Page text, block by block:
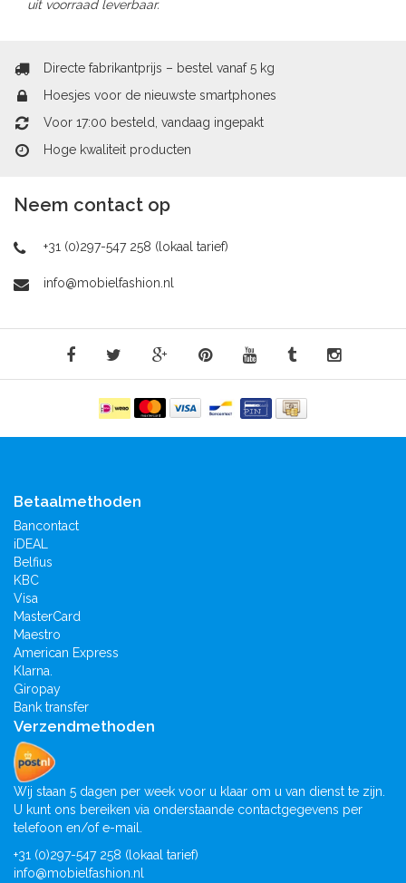
uit voorraad leverbaar.
Directe fabrikantprijs – bestel vanaf 5 kg
Hoesjes voor de nieuwste smartphones
Voor 17:00 besteld, vandaag ingepakt
Hoge kwaliteit producten
Neem contact op
+31 (0)297-547 258 (lokaal tarief)
info@mobielfashion.nl
Betaalmethoden
Bancontact
iDEAL
Belfius
KBC
Visa
MasterCard
Maestro
American Express
Klarna.
Giropay
Bank transfer
Verzendmethoden
Wij staan 5 dagen per week voor u klaar om u van dienst te zijn.
U kunt ons bereiken via onderstaande contactgegevens per
telefoon en/of e-mail.
+31 (0)297-547 258 (lokaal tarief)
info@mobielfashion.nl